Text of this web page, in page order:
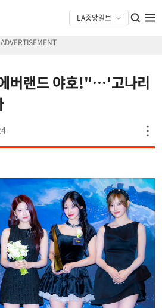
버랜드 야호!"…'고나리